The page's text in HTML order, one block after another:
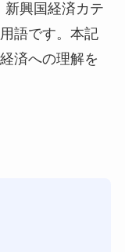
新興国経済カテ
語です。本記
済への理解を